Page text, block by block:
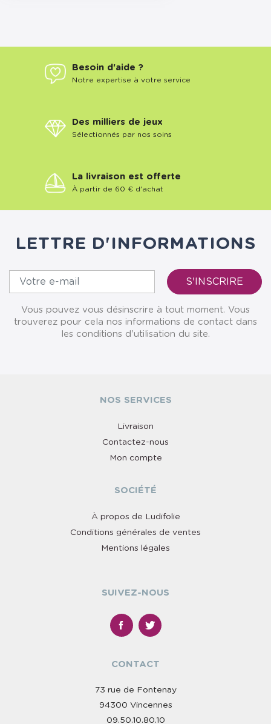
Besoin d'aide ?
Notre expertise à votre service
Des milliers de jeux
Sélectionnés par nos soins
La livraison est offerte
À partir de 60 € d'achat
LETTRE D'INFORMATIONS
Vous pouvez vous désinscrire à tout moment. Vous
trouverez pour cela nos informations de contact dans
les conditions d'utilisation du site.
NOS SERVICES
Livraison
Contactez-nous
Mon compte
SOCIÉTÉ
À propos de Ludifolie
Conditions générales de ventes
Mentions légales
SUIVEZ-NOUS
CONTACT
73 rue de Fontenay
94300 Vincennes
09.50.10.80.10